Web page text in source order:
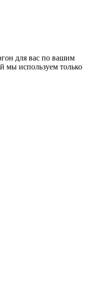
для вас по вашим
мы используем только